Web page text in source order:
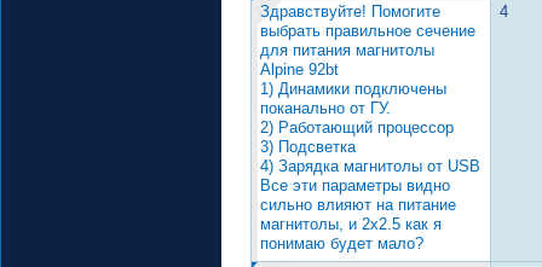
Здравствуйте! Помогите
выбрать правильное сечение
для питания магнитолы
Alpine 92bt
1) Динамики подключены
поканально от ГУ.
2) Работающий процессор
3) Подсветка
4) Зарядка магнитолы от USB
Все эти параметры видно
сильно влияют на питание
магнитолы, и 2х2.5 как я
понимаю будет мало?
4